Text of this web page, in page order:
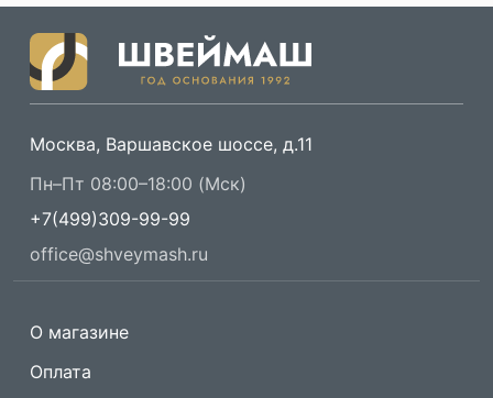
Москва, Варшавское шоссе, д.11
Пн–Пт 08:00–18:00 (Мск)
+7(499)309-99-99
office@shveymash.ru
О магазине
Оплата